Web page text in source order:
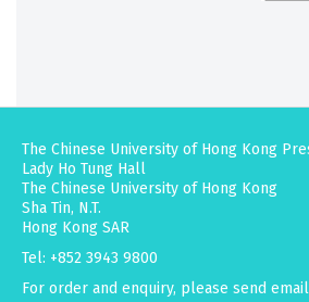
The Chinese University of Hong Kong
Lady Ho Tung Hall
The Chinese University of Hong Kong
Sha Tin, N.T.
Hong Kong SAR
Tel: +852 3943 9800
For order and enquiry, please send